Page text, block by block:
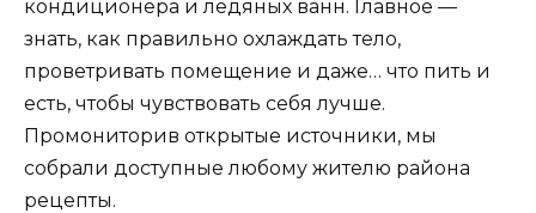
кондиционера и ледяных ванн. Главное —
знать, как правильно охлаждать тело,
проветривать помещение и даже… что пить и
есть, чтобы чувствовать себя лучше.
Промониторив открытые источники, мы
собрали доступные любому жителю района
рецепты.